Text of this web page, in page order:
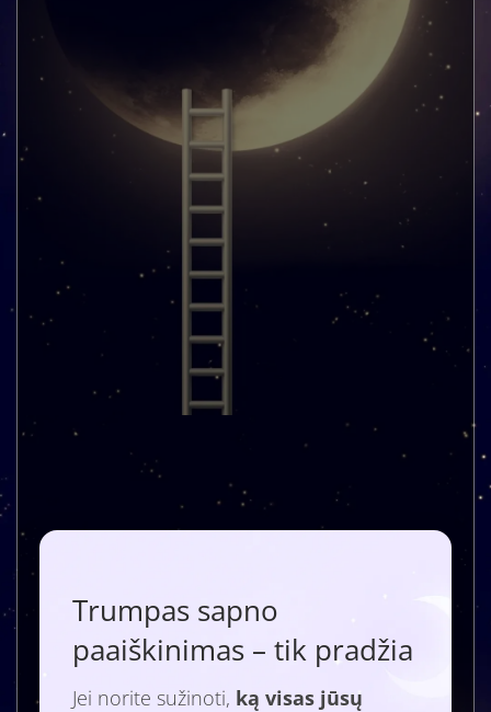
Trumpas sapno
paaiškinimas – tik pradžia
Jei norite sužinoti, ką visas jūsų